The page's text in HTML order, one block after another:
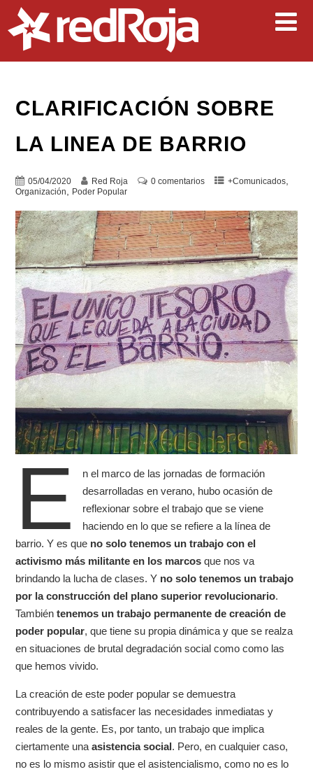
CLARIFICACIÓN SOBRE
LA LINEA DE BARRIO
05/04/2020 Red Roja 0 comentarios +Comunicados,
Organización Poder Popular
e
n el marco de las jornadas de formación
desarrolladas en verano, hubo ocasión de
reflexionar sobre el trabajo que se viene
haciendo en lo que se refiere a la línea de
barrio. Y es que no solo tenemos un trabajo con el
activismo más militante en los marcosque nos va
brindando la lucha de clases. Y no solo tenemos un trabajo
por la construcción del plano superior revolucionario.
También tenemos un trabajo permanente de creación de
poder popular, que tiene su propia dinámica y que se realza
en situaciones de brutal degradación social como como las
que hemos vivido.
La creación de este poder popular se demuestra
contribuyendo a satisfacer las necesidades inmediatas y
reales de la gente. Es, por tanto, un trabajo que implica
ciertamente una asistencia social. Pero, en cualquier caso,
no es lo mismo asistir que el asistencialismo, como no es lo